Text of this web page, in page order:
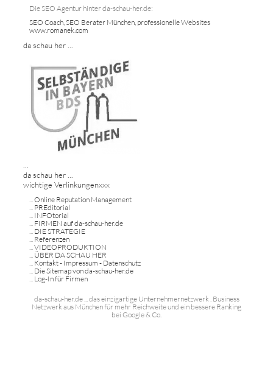
Die SEO Agentur hinter da-schau-her.de:
SEO Coach, SEO Berater München, professionelle Websites
www.romanek.com
da schau her ...
...
da schau her ...
wichtige Verlinkungenxxx
...Online Reputation Management
... PREditorial
... INFOtorial
... FIRMEN auf da-schau-her.de
... DIE STRATEGIE
... Referenzen
...VIDEOPRODUKTION
... ÜBER DA SCHAU HER
... Kontakt - Impressum - Datenschutz
... Die Sitemap von da-schau-her.de
... Log-In für Firmen
da-schau-her.de ... das einzigartige Unternehmernetzwerk . Business
Netzwerk aus München für mehr Reichweite und ein bessere Ranking
bei Google & Co.